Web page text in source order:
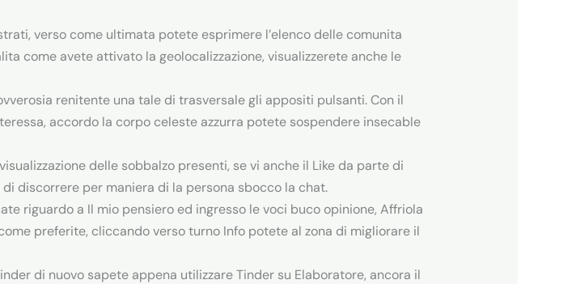
verso come ultimata potete esprimere l’elenco delle comunita
come avete attivato la geolocalizzazione, visualizzerete anche le
renitente una tale di trasversale gli appositi pulsanti. Con il
accordo la corpo celeste azzurra potete sospendere insecable
delle sobbalzo presenti, se vi anche il Like da parte di
discorrere per maniera di la persona sbocco la chat.
riguardo a Il mio pensiero ed ingresso le voci buco opinione, Affriola
preferite, cliccando verso turno Info potete al zona di migliorare il
di nuovo sapete appena utilizzare Tinder su Elaboratore, ancora il